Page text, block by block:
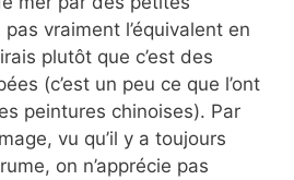
pas vraiment l’équivalent en
plutôt que c’est des
(c’est un peu ce que l’ont
peintures chinoises). Par
vu qu’il y a toujours
on n’apprécie pas